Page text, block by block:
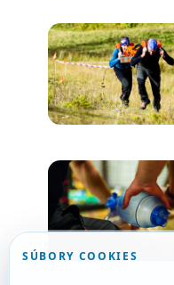
SÚBORY COOKIES